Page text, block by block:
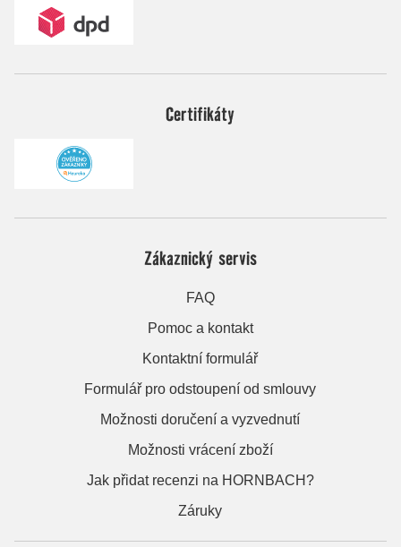
Certifikáty
Zákaznický servis
FAQ
Pomoc a kontakt
Kontaktní formulář
Formulář pro odstoupení od smlouvy
Možnosti doručení a vyzvednutí
Možnosti vrácení zboží
Jak přidat recenzi na HORNBACH?
Záruky